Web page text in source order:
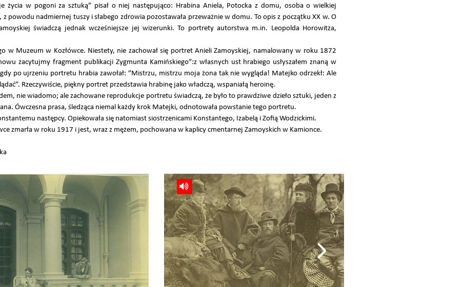
życia w pogoni za sztuką” pisał o niej następująco: Hrabina Aniela, Potocka z domu, osoba o wielkiej
powodu nadmiernej tuszy i słabego zdrowia pozostawała przeważnie w domu. To opis z początku XX w. O
świadczą jednak wcześniejsze jej wizerunki. To portrety autorstwa m.in. Leopolda Horowitza,
w Muzeum w Kozłówce. Niestety, nie zachował się portret Anieli Zamoyskiej, namalowany w roku 1872
zacytujmy fragment publikacji Zygmunta Kamińskiego”:z własnych ust hrabiego usłyszałem znaną w
po ujrzeniu portretu hrabia zawołał: ”Mistrzu, mistrzu moja żona tak nie wygląda! Matejko odrzekł: Ale
Rzeczywiście, piękny portret przedstawia hrabinę jako władczą, wspaniałą heroinę.
nie wiadomo; ale zachowane reprodukcje portretu świadczą, że było to prawdziwe dzieło sztuki, jeden z
Ówczesna prasa, śledząca niemal każdy krok Matejki, odnotowała powstanie tego portretu.
następcy. Opiekowała się natomiast siostrzenicami Konstantego, Izabelą i Zofią Wodzickimi.
zmarła w roku 1917 i jest, wraz z mężem, pochowana w kaplicy cmentarnej Zamoyskich w Kamionce.